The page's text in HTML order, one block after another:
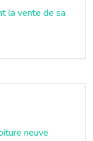
la vente de sa
neuve